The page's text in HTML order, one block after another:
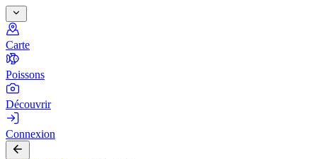
Carte
Poissons
Découvrir
Connexion